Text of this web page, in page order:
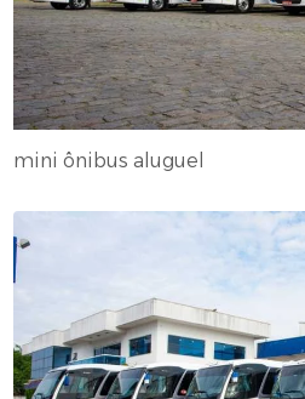
mini ônibus aluguel